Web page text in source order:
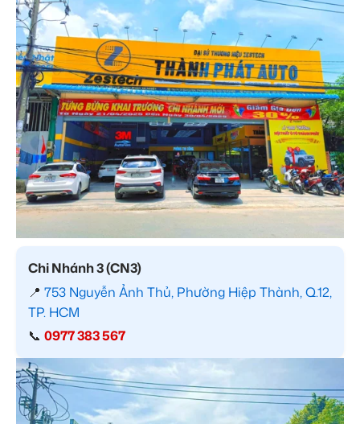
Chi Nhánh 3 (CN3)
📍 753 Nguyễn Ảnh Thủ, Phường Hiệp Thành, Q.12,
TP. HCM
📞 0977 383 567